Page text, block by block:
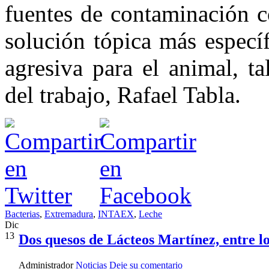
fuentes de contaminación
solución tópica más
agresiva para el animal,
del trabajo, Rafael Tabla.
Bacterias, Extremadura, INTAEX, Leche
Dic
13 Dos quesos de Lácteos Martínez, entre
Administrador Noticias Deje su comentario